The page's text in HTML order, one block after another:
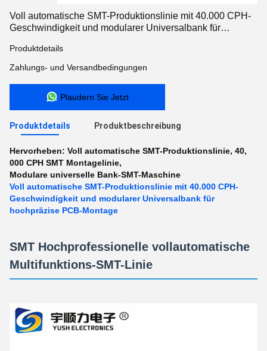
Voll automatische SMT-Produktionslinie mit 40.000 CPH-
Geschwindigkeit und modularer Universalbank für
Produktdetails
Zahlungs- und Versandbedingungen
Plaudern Sie Jetzt
Produktdetails Produktbeschreibung
Hervorheben: Voll automatische SMT-Produktionslinie, 40,
000 CPH SMT Montagelinie,
Modulare universelle Bank-SMT-Maschine
Voll automatische SMT-Produktionslinie mit 40.000 CPH-
Geschwindigkeit und modularer Universalbank für
hochpräzise PCB-Montage
SMT Hochprofessionelle vollautomatische
Multifunktions-SMT-Linie